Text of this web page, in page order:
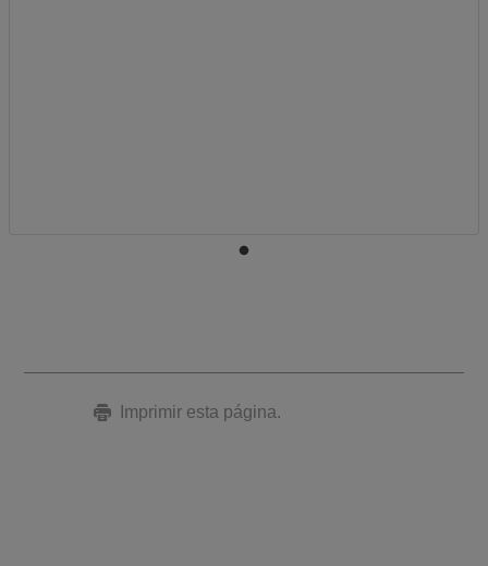
Imprimir esta página.